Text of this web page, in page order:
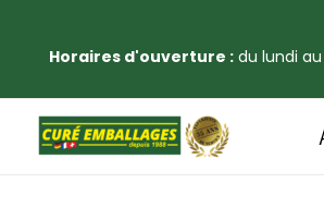
Horaires d'ouverture : du lundi au